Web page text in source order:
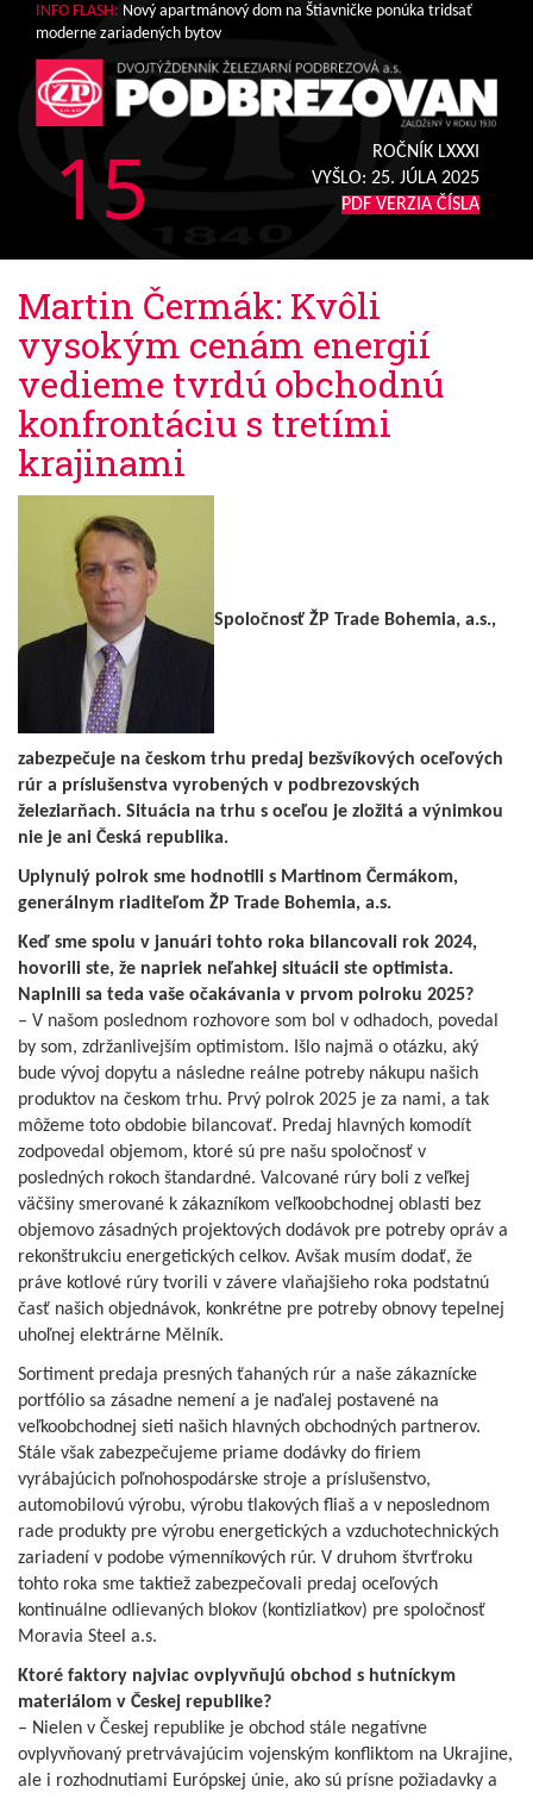
INFO FLASH: Nový apartmánový dom na Štiavničke ponúka tridsať
moderne zariadených bytov
15
ROČNÍK LXXXI
VYŠLO: 25. JÚLA 2025
PDF VERZIA ČÍSLA
Martin Čermák: Kvôli
vysokým cenám energií
vedieme tvrdú obchodnú
konfrontáciu s tretími
krajinami
Spoločnosť ŽP Trade Bohemia, a.s.,
zabezpečuje na českom trhu predaj bezšvíkových oceľových
rúr a príslušenstva vyrobených v podbrezovských
železiarňach. Situácia na trhu s oceľou je zložitá a výnimkou
nie je ani Česká republika.
Uplynulý polrok sme hodnotili s Martinom Čermákom,
generálnym riaditeľom ŽP Trade Bohemia, a.s.
Keď sme spolu v januári tohto roka bilancovali rok 2024,
hovorili ste, že napriek neľahkej situácii ste optimista.
Naplnili sa teda vaše očakávania v prvom polroku 2025?
– V našom poslednom rozhovore som bol v odhadoch, povedal
by som, zdržanlivejším optimistom. Išlo najmä o otázku, aký
bude vývoj dopytu a následne reálne potreby nákupu našich
produktov na českom trhu. Prvý polrok 2025 je za nami, a tak
môžeme toto obdobie bilancovať. Predaj hlavných komodít
zodpovedal objemom, ktoré sú pre našu spoločnosť v
posledných rokoch štandardné. Valcované rúry boli z veľkej
väčšiny smerované k zákazníkom veľkoobchodnej oblasti bez
objemovo zásadných projektových dodávok pre potreby opráv a
rekonštrukciu energetických celkov. Avšak musím dodať, že
práve kotlové rúry tvorili v závere vlaňajšieho roka podstatnú
časť našich objednávok, konkrétne pre potreby obnovy tepelnej
uhoľnej elektrárne Mělník.
Sortiment predaja presných ťahaných rúr a naše zákaznícke
portfólio sa zásadne nemení a je naďalej postavené na
veľkoobchodnej sieti našich hlavných obchodných partnerov.
Stále však zabezpečujeme priame dodávky do firiem
vyrábajúcich poľnohospodárske stroje a príslušenstvo,
automobilovú výrobu, výrobu tlakových fliaš a v neposlednom
rade produkty pre výrobu energetických a vzduchotechnických
zariadení v podobe výmenníkových rúr. V druhom štvrťroku
tohto roka sme taktiež zabezpečovali predaj oceľových
kontinuálne odlievaných blokov (kontizliatkov) pre spoločnosť
Moravia Steel a.s.
Ktoré faktory najviac ovplyvňujú obchod s hutníckym
materiálom v Českej republike?
– Nielen v Českej republike je obchod stále negatívne
ovplyvňovaný pretrvávajúcim vojenským konfliktom na Ukrajine,
ale i rozhodnutiami Európskej únie, ako sú prísne požiadavky a